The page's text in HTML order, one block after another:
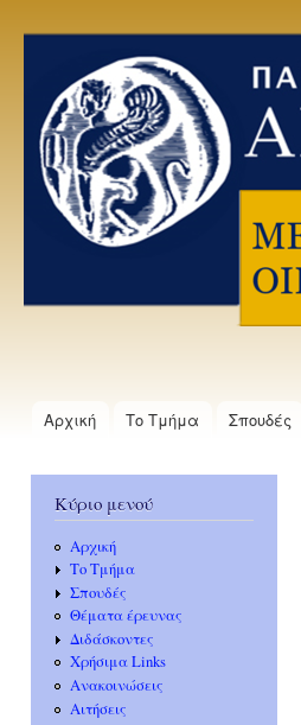
Πανεπιστήμιο
Αιγαίου
Μεταπτυχιακό
Δίπλωμα
Μηχανικών
Οικονομίας
και Διοίκησης
μέσω
Κύριο μενού
Αρχική Το Τμήμα Σπουδές
Κύριο μενού
Αρχική
Το Τμήμα
Σπουδές
Θέματα έρευνας
Διδάσκοντες
Χρήσιμα Links
Ανακοινώσεις
Αιτήσεις